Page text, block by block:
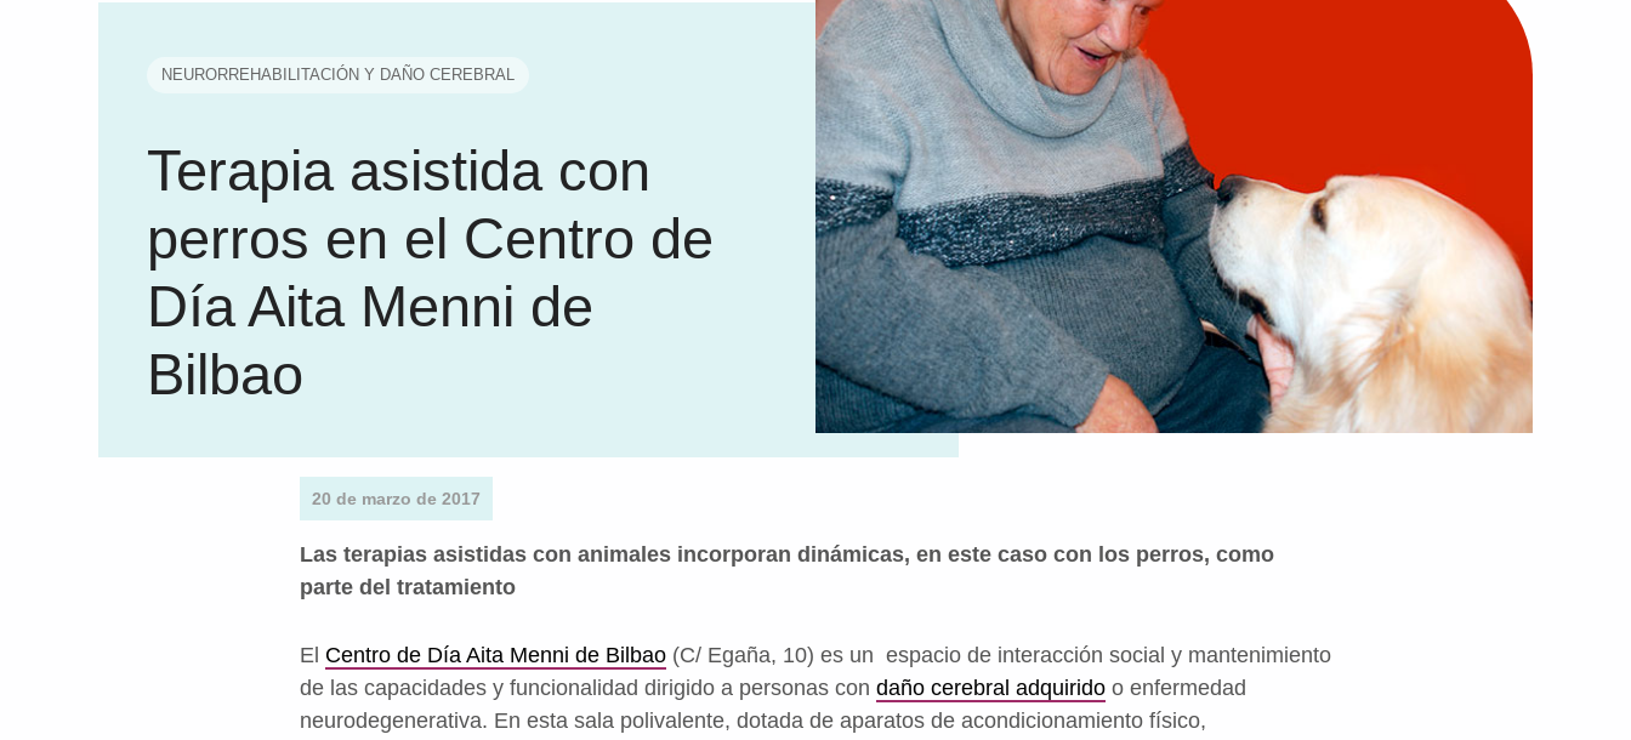
NEURORREHABILITACIÓN Y DAÑO CEREBRAL
Terapia asistida con
perros en el Centro de
Día Aita Menni de
Bilbao
20 de marzo de 2017
Las terapias asistidas con animales incorporan dinámicas, en este caso con los perros, como
parte del tratamiento
El Centro de Día Aita Menni de Bilbao (C/ Egaña, 10) es un espacio de interacción social y mantenimiento
de las capacidades y funcionalidad dirigido a personas con daño cerebral adquirido o enfermedad
neurodegenerativa. En esta sala polivalente, dotada de aparatos de acondicionamiento físico,